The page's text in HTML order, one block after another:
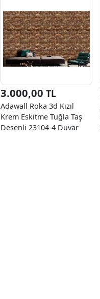
3.000,00 TL
Adawall Roka 3d Kızıl
Krem Eskitme Tuğla Taş
Desenli 23104-4 Duvar